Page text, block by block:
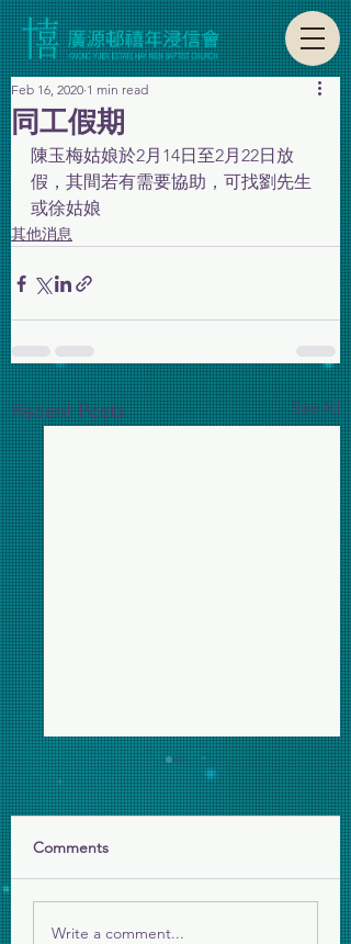
同工假期
Feb 16, 2020 1 min read
陳玉梅姑娘於2月14日至2月22日放
假，其間若有需要協助，可找劉先生
或徐姑娘
其他消息
Recent Posts See All
年終感恩短片
Comments
Write a comment...